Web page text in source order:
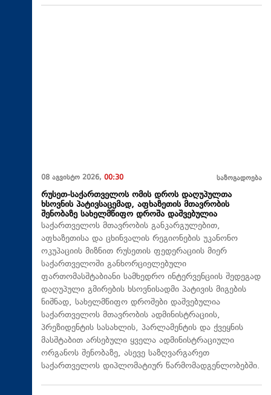
08 აგვისტო 2026, 00:30 საზოგადოება
რუსეთ-საქართველოს ომის დროს დაღუპულთა
ხსოვნის პატივსაცემად, აფხაზეთის მთავრობის
შენობაზე სახელმწიფო დროშა დაშვებულია
საქართველოს მთავრობის განკარგულებით,
აფხაზეთისა და ცხინვალის რეგიონების უკანონო
ოკუპაციის მიზნით რუსეთის ფედერაციის მიერ
საქართველოში განხორციელებული
ფართომასშტაბიანი სამხედრო ინტერვენციის შედეგად
დაღუპული გმირების ხსოვნისადმი პატივის მიგების
ნიშნად, სახელმწიფო დროშები დაშვებულია
საქართველოს მთავრობის ადმინისტრაციის,
პრეზიდენტის სასახლის, პარლამენტის და ქვეყნის
მასშტაბით არსებული ყველა ადმინისტრაციული
ორგანოს შენობაზე, ასევე საზღვარგარეთ
საქართველოს დიპლომატიურ წარმომადგენლობებში.